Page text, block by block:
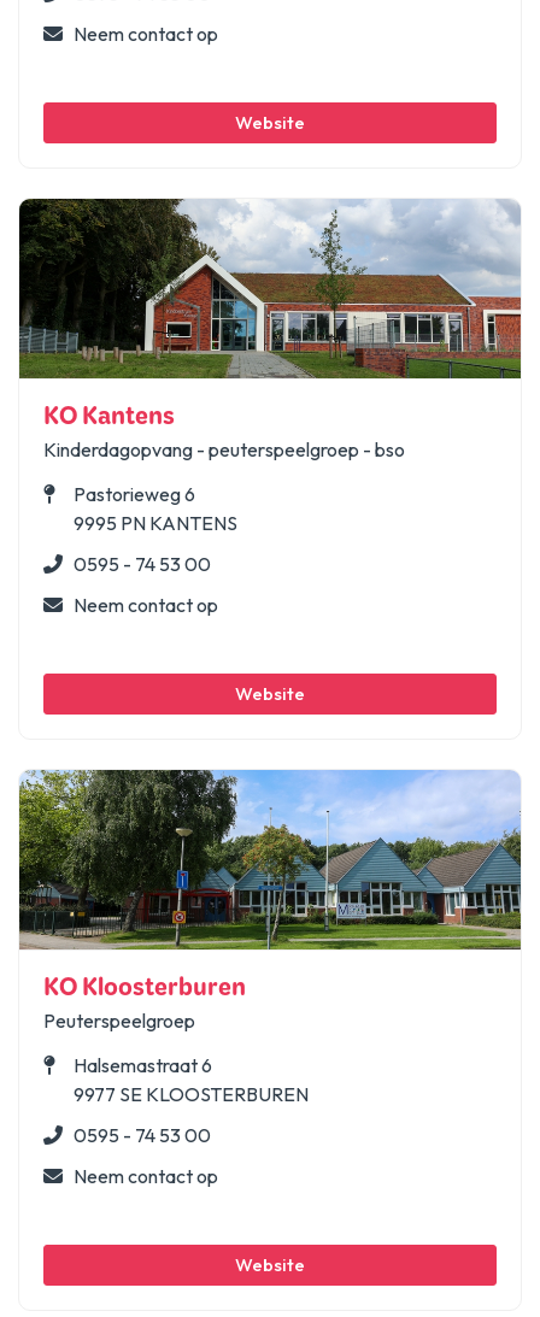
Neem contact op
Website
KO Kantens
Kinderdagopvang - peuterspeelgroep - bso
Pastorieweg 6
9995 PN KANTENS
0595 - 74 53 00
Neem contact op
Website
KO Kloosterburen
Peuterspeelgroep
Halsemastraat 6
9977 SE KLOOSTERBUREN
0595 - 74 53 00
Neem contact op
Website